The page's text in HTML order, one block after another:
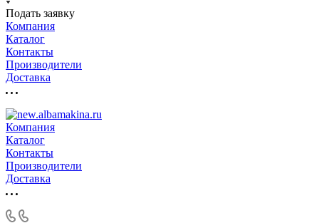
Подать заявку
Компания
Каталог
Контакты
Производители
Доставка
Компания
Каталог
Контакты
Производители
Доставка